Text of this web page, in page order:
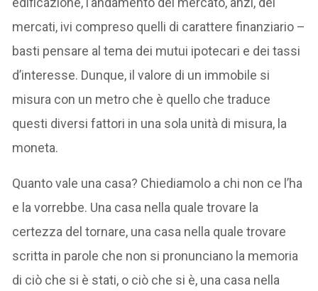
mercati, ivi compreso quelli di carattere finanziario –
basti pensare al tema dei mutui ipotecari e dei tassi
d’interesse. Dunque, il valore di un immobile si
misura con un metro che è quello che traduce
questi diversi fattori in una sola unità di misura, la
moneta.
Quanto vale una casa? Chiediamolo a chi non ce l’ha
e la vorrebbe. Una casa nella quale trovare la
certezza del tornare, una casa nella quale trovare
scritta in parole che non si pronunciano la memoria
di ciò che si è stati, o ciò che si è, una casa nella